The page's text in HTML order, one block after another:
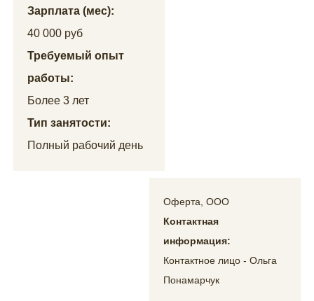
Зарплата (мес):
40 000 руб
Требуемый опыт
работы:
Более 3 лет
Тип занятости:
Полный рабочий день
Оферта, ООО
Контактная
информация:
Контактное лицо - Ольга
Понамарчук